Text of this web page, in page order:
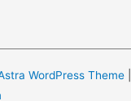
WordPress Theme